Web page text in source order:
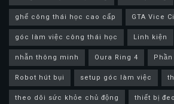
ghế công thái học cao cấp
GTA Vice
góc làm việc công thái học
Linh kiện
nhẫn thông minh
Oura Ring 4
Robot hút bụi
setup góc làm việc
theo dõi sức khỏe chủ động
thiết bị